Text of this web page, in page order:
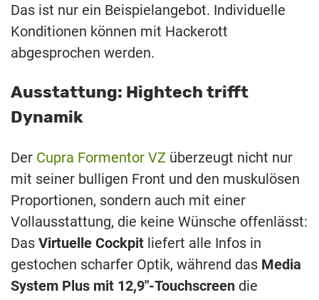
Das ist nur ein Beispielangebot. Individuelle
Konditionen können mit Hackerott
abgesprochen werden.
Ausstattung: Hightech trifft
Dynamik
Der Cupra Formentor VZ überzeugt nicht nur
mit seiner bulligen Front und den muskulösen
Proportionen, sondern auch mit einer
Vollausstattung, die keine Wünsche offenlässt:
Das Virtuelle Cockpit liefert alle Infos in
gestochen scharfer Optik, während das Media
System Plus mit 12,9″-Touchscreen die